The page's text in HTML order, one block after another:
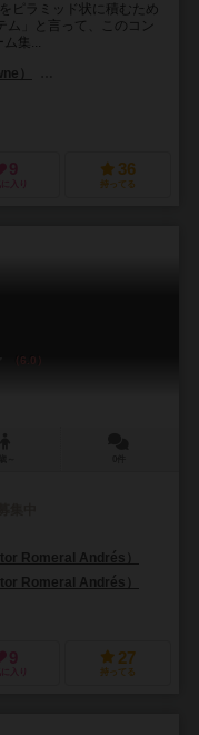
ピラミッド状に積むため
ム」と言って、このコン
集...
）
9
に入り
36
持ってる
6.0
Romeral Andrés）
Romeral Andrés）
9
に入り
27
持ってる